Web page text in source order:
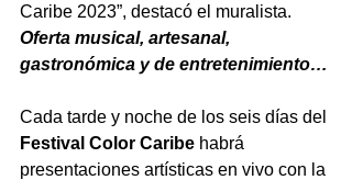
Caribe 2023”, destacó el muralista.
Oferta musical, artesanal,
gastronómica y de entretenimiento…
Cada tarde y noche de los seis días del
Festival Color Caribe habrá
presentaciones artísticas en vivo con la